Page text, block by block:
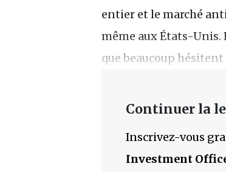
entier et le marché
même aux États-Unis.
que beaucoup
Continuer la
Inscrivez-vous
Investment